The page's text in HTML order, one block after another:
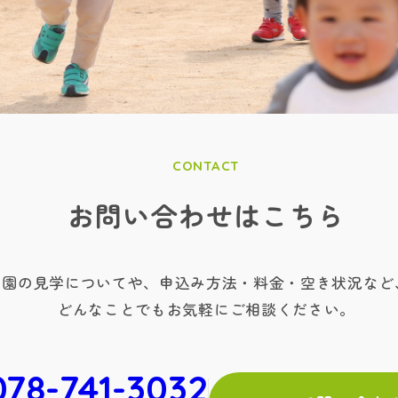
CONTACT
お問い合わせはこちら
園の見学についてや、 申込み方法・料金・空き状況な
どんなことでもお気軽にご相談ください。
741-3032